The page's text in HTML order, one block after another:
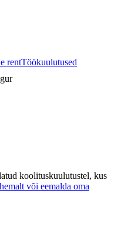
rentTöökuulutused
koolituskuulutustel, kus
või eemalda oma